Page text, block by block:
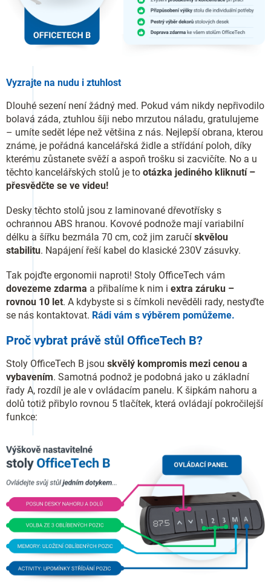
Vyzrajte na nudu i ztuhlost
Dlouhé sezení není žádný med. Pokud vám nikdy nepřivodilo
bolavá záda, ztuhlou šíji nebo mrzutou náladu, gratulujeme
– umíte sedět lépe než většina z nás. Nejlepší obrana, kterou
známe, je pořádná kancelářská židle a střídání poloh, díky
kterému zůstanete svěží a aspoň trošku si zacvičíte. No a u
těchto kancelářských stolů je to otázka jediného kliknutí –
přesvědčte se ve videu!
Desky těchto stolů jsou z laminované dřevotřísky s
ochrannou ABS hranou. Kovové podnože mají variabilní
délku a šířku bezmála 70 cm, což jim zaručí skvělou
stabilitu. Napájení řeší kabel do klasické 230V zásuvky.
Tak pojďte ergonomii naproti! Stoly OfficeTech vám
dovezeme zdarma a přibalíme k nim i extra záruku –
rovnou 10 let. A kdybyste si s čímkoli nevěděli rady, nestyďte
se nás kontaktovat. Rádi vám s výběrem pomůžeme.
Proč vybrat právě stůl OfficeTech B?
Stoly OfficeTech B jsou skvělý kompromis mezi cenou a
vybavením. Samotná podnož je podobná jako u základní
řady A, rozdíl je ale v ovládacím panelu. K šipkám nahoru a
dolů totiž přibylo rovnou 5 tlačítek, která ovládají pokročilejší
funkce: